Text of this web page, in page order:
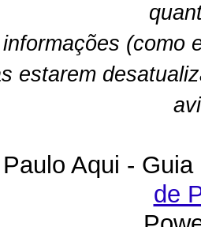
(como
estarem
Aqui -
de